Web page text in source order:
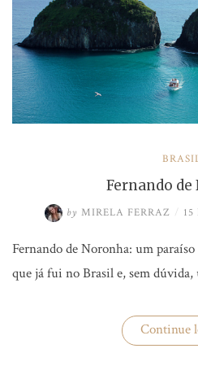
Fernando
by MIRELA FERRAZ / 15
Fernando de Noronha: um
que já fui no Brasil e, sem
Continue